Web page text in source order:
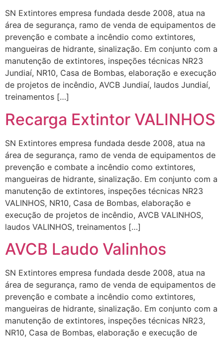
SN Extintores empresa fundada desde 2008, atua na
área de segurança, ramo de venda de equipamentos de
prevenção e combate a incêndio como extintores,
mangueiras de hidrante, sinalização. Em conjunto com a
manutenção de extintores, inspeções técnicas NR23
Jundiaí, NR10, Casa de Bombas, elaboração e execução
de projetos de incêndio, AVCB Jundiaí, laudos Jundiaí,
treinamentos […]
Recarga Extintor VALINHOS
SN Extintores empresa fundada desde 2008, atua na
área de segurança, ramo de venda de equipamentos de
prevenção e combate a incêndio como extintores,
mangueiras de hidrante, sinalização. Em conjunto com a
manutenção de extintores, inspeções técnicas NR23
VALINHOS, NR10, Casa de Bombas, elaboração e
execução de projetos de incêndio, AVCB VALINHOS,
laudos VALINHOS, treinamentos […]
AVCB Laudo Valinhos
SN Extintores empresa fundada desde 2008, atua na
área de segurança, ramo de venda de equipamentos de
prevenção e combate a incêndio como extintores,
mangueiras de hidrante, sinalização. Em conjunto com a
manutenção de extintores, inspeções técnicas NR23,
NR10, Casa de Bombas, elaboração e execução de